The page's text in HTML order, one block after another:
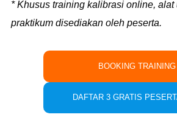
* Khusus training kalibrasi online, alat
praktikum disediakan oleh peserta.
BOOKING TRAINING
DAFTAR 3 GRATIS